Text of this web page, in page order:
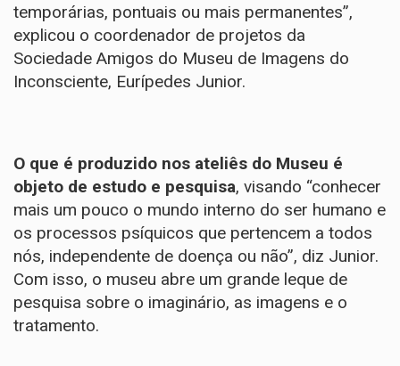
temporárias, pontuais ou mais permanentes”,
explicou o coordenador de projetos da
Sociedade Amigos do Museu de Imagens do
Inconsciente, Eurípedes Junior.
O que é produzido nos ateliês do Museu é
objeto de estudo e pesquisa, visando “conhecer
mais um pouco o mundo interno do ser humano e
os processos psíquicos que pertencem a todos
nós, independente de doença ou não”, diz Junior.
Com isso, o museu abre um grande leque de
pesquisa sobre o imaginário, as imagens e o
tratamento.